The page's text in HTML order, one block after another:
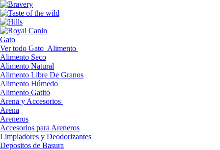
Gato
Ver todo Gato Alimento
Alimento Seco
Alimento Natural
Alimento Libre De Granos
Alimento Húmedo
Alimento Gatito
Arena y Accesorios
Arena
Areneros
Accesorios para Areneros
Limpiadores y Deodorizantes
Depositos de Basura